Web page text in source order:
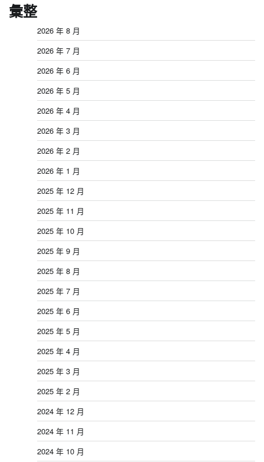
彙整
2026 年 8 月
2026 年 7 月
2026 年 6 月
2026 年 5 月
2026 年 4 月
2026 年 3 月
2026 年 2 月
2026 年 1 月
2025 年 12 月
2025 年 11 月
2025 年 10 月
2025 年 9 月
2025 年 8 月
2025 年 7 月
2025 年 6 月
2025 年 5 月
2025 年 4 月
2025 年 3 月
2025 年 2 月
2024 年 12 月
2024 年 11 月
2024 年 10 月